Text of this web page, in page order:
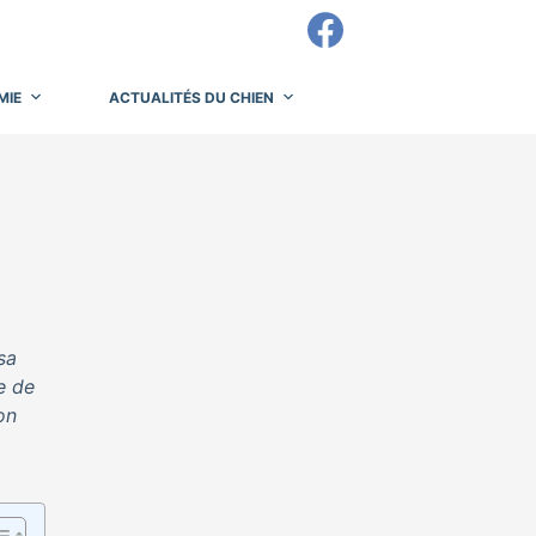
ACTUALITÉS DU CHIEN
de